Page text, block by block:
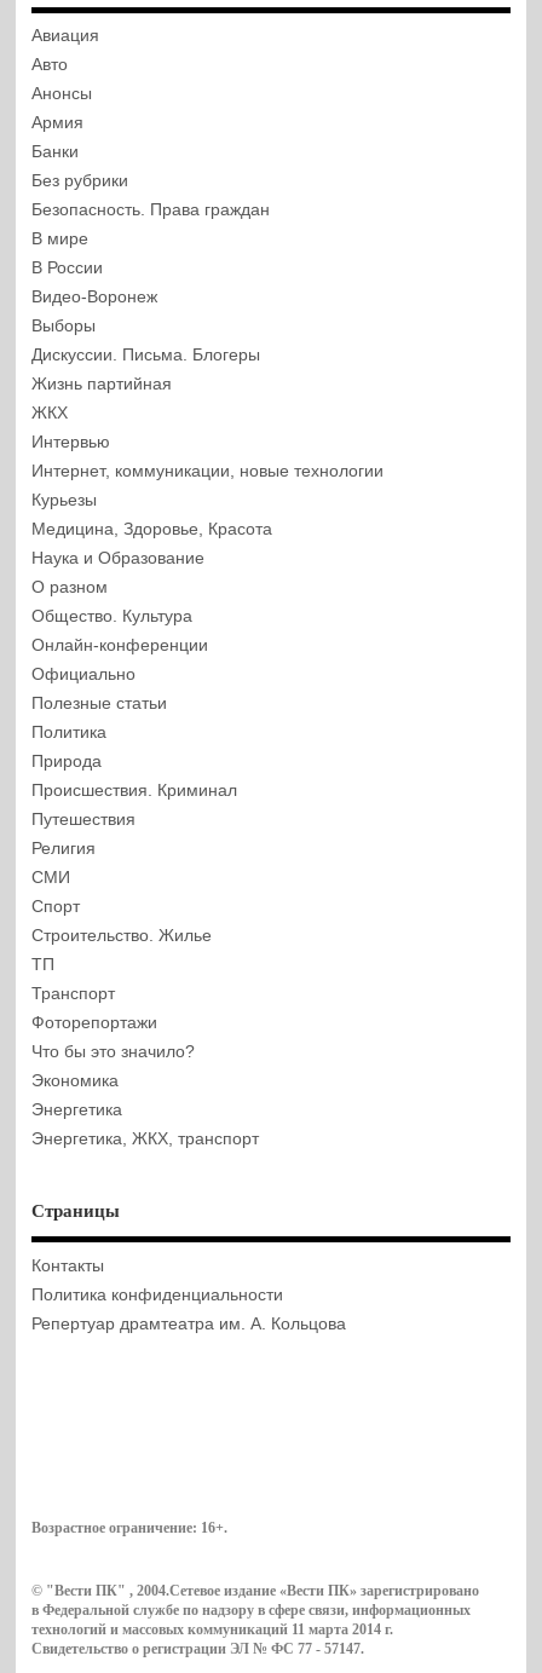
Авиация
Авто
Анонсы
Армия
Банки
Без рубрики
Безопасность. Права граждан
В мире
В России
Видео-Воронеж
Выборы
Дискуссии. Письма. Блогеры
Жизнь партийная
ЖКХ
Интервью
Интернет, коммуникации, новые технологии
Курьезы
Медицина, Здоровье, Красота
Наука и Образование
О разном
Общество. Культура
Онлайн-конференции
Официально
Полезные статьи
Политика
Природа
Происшествия. Криминал
Путешествия
Религия
СМИ
Спорт
Строительство. Жилье
ТП
Транспорт
Фоторепортажи
Что бы это значило?
Экономика
Энергетика
Энергетика, ЖКХ, транспорт
Страницы
Контакты
Политика конфиденциальности
Репертуар драмтеатра им. А. Кольцова
Возрастное ограничение: 16+.
© "Вести ПК" , 2004.Сетевое издание «Вести ПК» зарегистрировано
в Федеральной службе по надзору в сфере связи, информационных
технологий и массовых коммуникаций 11 марта 2014 г.
Свидетельство о регистрации ЭЛ № ФС 77 - 57147.